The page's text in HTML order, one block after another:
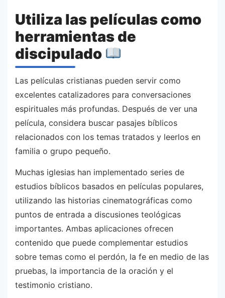
Utiliza las películas como
herramientas de
discipulado
Las películas cristianas pueden servir como
excelentes catalizadores para conversaciones
espirituales más profundas. Después de ver una
película, considera buscar pasajes bíblicos
relacionados con los temas tratados y leerlos en
familia o grupo pequeño.
Muchas iglesias han implementado series de
estudios bíblicos basados en películas populares,
utilizando las historias cinematográficas como
puntos de entrada a discusiones teológicas
importantes. Ambas aplicaciones ofrecen
contenido que puede complementar estudios
sobre temas como el perdón, la fe en medio de las
pruebas, la importancia de la oración y el
testimonio cristiano.